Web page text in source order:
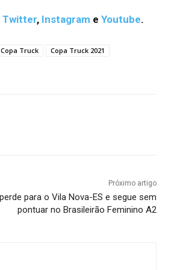
Twitter, Instagram e Youtube.
Copa Truck
Copa Truck 2021
Próximo artigo
para o Vila Nova-ES e segue sem
pontuar no Brasileirão Feminino A2